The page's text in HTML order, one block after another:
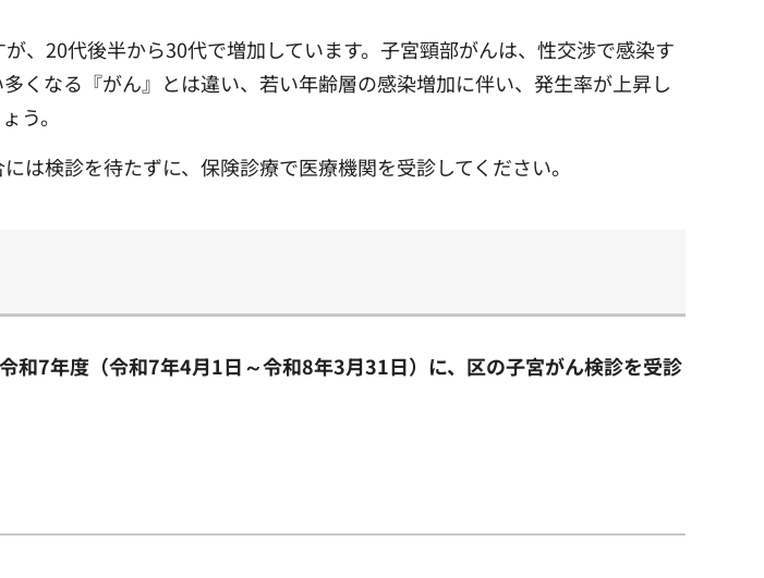
、20代後半から30代で増加しています。子宮頸部がんは、性交渉で感染す
くなる『がん』とは違い、若い年齢層の感染増加に伴い、発生率が上昇し
う。
は検診を待たずに、保険診療で医療機関を受診してください。
7年度（令和7年4月1日～令和8年3月31日）に、区の子宮がん検診を受診